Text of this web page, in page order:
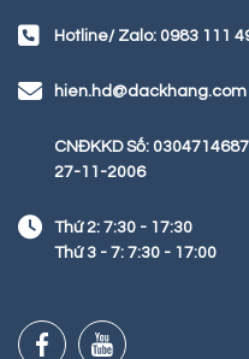
Hotline/ Zalo: 0983 111
hien.hd@dackhang.com
CNĐKKD Số:
27-11-2006
Thứ 2: 7:30 - 17:30
Thứ 3 - 7: 7:30 - 17:00